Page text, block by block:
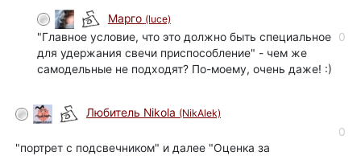
Марго (luce)
0
"Главное условие, что это должно быть специальное
для удержания свечи приспособление" - чем же
самодельные не подходят? По-моему, очень даже! :)
Любитель Nikola (NikAlek)
0
"портрет с подсвечником" и далее "Оценка за